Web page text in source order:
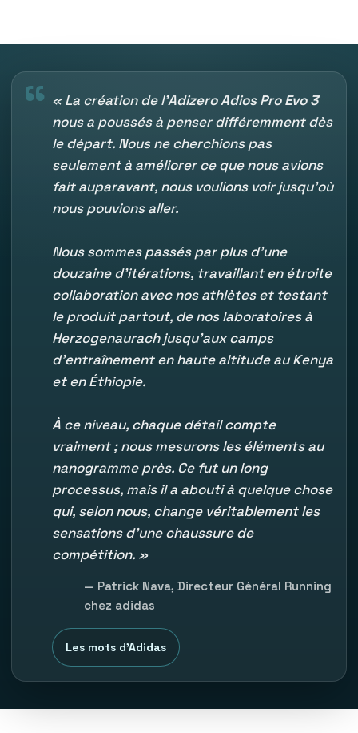
“ « La création de l’Adizero Adios Pro Evo 3
nous a poussés à penser différemment dès
le départ. Nous ne cherchions pas
seulement à améliorer ce que nous avions
fait auparavant, nous voulions voir jusqu'où
nous pouvions aller.
Nous sommes passés par plus d'une
douzaine d'itérations, travaillant en étroite
collaboration avec nos athlètes et testant
le produit partout, de nos laboratoires à
Herzogenaurach jusqu'aux camps
d'entraînement en haute altitude au Kenya
et en Éthiopie.
À ce niveau, chaque détail compte
vraiment ; nous mesurons les éléments au
nanogramme près. Ce fut un long
processus, mais il a abouti à quelque chose
qui, selon nous, change véritablement les
sensations d'une chaussure de
compétition. »
— Patrick Nava, Directeur Général Running
chez adidas
Les mots d'Adidas